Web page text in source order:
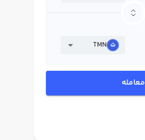
TMN
معامله